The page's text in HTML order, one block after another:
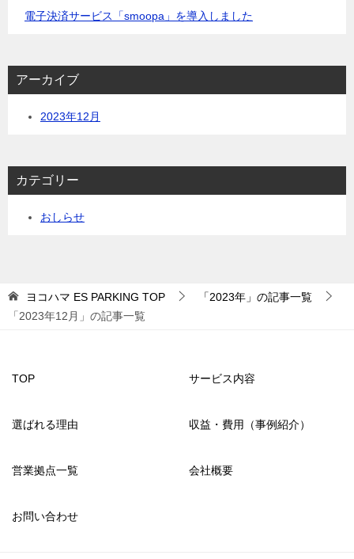
電子決済サービス「smoopa」を導入しました
アーカイブ
2023年12月
カテゴリー
おしらせ
ヨコハマ ES PARKING TOP
「2023年」の記事一覧
「2023年12月」の記事一覧
TOP サービス内容
選ばれる理由 収益・費用（事例紹介）
営業拠点一覧 会社概要
お問い合わせ